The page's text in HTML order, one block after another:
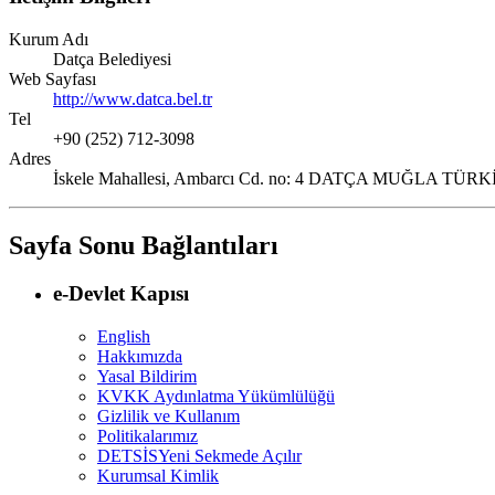
Kurum Adı
Datça Belediyesi
Web Sayfası
http://www.datca.bel.tr
Tel
+90 (252) 712-3098
Adres
İskele Mahallesi, Ambarcı Cd. no: 4 DATÇA MUĞLA
Sayfa Sonu Bağlantıları
e-Devlet Kapısı
English
Hakkımızda
Yasal Bildirim
KVKK Aydınlatma Yükümlülüğü
Gizlilik ve Kullanım
Politikalarımız
DETSİSYeni Sekmede Açılır
Kurumsal Kimlik